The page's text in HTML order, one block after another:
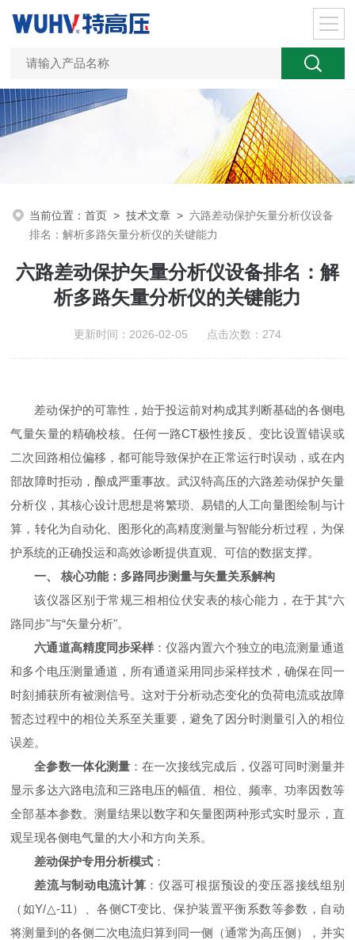
当前位置：首页 >技术文章 >六路差动保护矢量分析仪设备
排名：解析多路矢量分析仪的关键能力
六路差动保护矢量分析仪设备排名：解
析多路矢量分析仪的关键能力
更新时间：2026-02-05 点击次数：274
差动保护的可靠性，始于投运前对构成其判断基础的各侧电
气量矢量的精确校核。任何一路CT极性接反、变比设置错误或
二次回路相位偏移，都可能导致保护在正常运行时误动，或在内
部故障时拒动，酿成严重事故。武汉特高压的六路差动保护矢量
分析仪，其核心设计思想是将繁琐、易错的人工向量图绘制与计
算，转化为自动化、图形化的高精度测量与智能分析过程，为保
护系统的正确投运和高效诊断提供直观、可信的数据支撑。
一、 核心功能：多路同步测量与矢量关系解构
该仪器区别于常规三相相位伏安表的核心能力，在于其“六
路同步"与“矢量分析"。
六通道高精度同步采样：仪器内置六个独立的电流测量通道
和多个电压测量通道，所有通道采用同步采样技术，确保在同一
时刻捕获所有被测信号。这对于分析动态变化的负荷电流或故障
暂态过程中的相位关系至关重要，避免了因分时测量引入的相位
误差。
全参数一体化测量：在一次接线完成后，仪器可同时测量并
显示多达六路电流和三路电压的幅值、相位、频率、功率因数等
全部基本参数。测量结果以数字和矢量图两种形式实时显示，直
观呈现各侧电气量的大小和方向关系。
差动保护专用分析模式 ：
差流与制动电流计算 ：仪器可根据预设的变压器接线组别
（如Y/△-11）、各侧CT变比、保护装置平衡系数等参数，自动
将测量到的各侧二次电流归算到同一侧（通常为高压侧），并实